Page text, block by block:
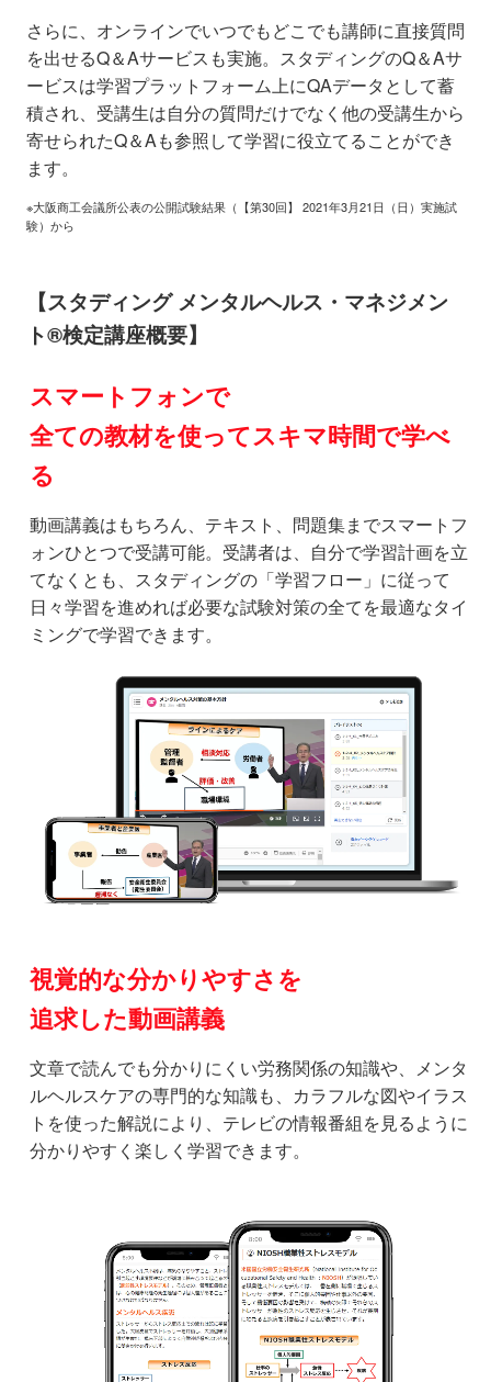
さらに、オンラインでいつでもどこでも講師に直接質問
を出せるQ＆Aサービスも実施。スタディングのQ＆Aサ
ービスは学習プラットフォーム上にQAデータとして蓄
積され、受講生は自分の質問だけでなく他の受講生から
寄せられたQ＆Aも参照して学習に役立てることができ
ます。
※大阪商工会議所公表の公開試験結果（【第30回】 2021年3月21日（日）実施試
験）から
【スタディング メンタルヘルス・マネジメン
ト®検定講座概要】
スマートフォンで
全ての教材を使ってスキマ時間で学べ
る
動画講義はもちろん、テキスト、問題集までスマートフ
ォンひとつで受講可能。受講者は、自分で学習計画を立
てなくとも、スタディングの「学習フロー」に従って
日々学習を進めれば必要な試験対策の全てを最適なタイ
ミングで学習できます。
視覚的な分かりやすさを
追求した動画講義
文章で読んでも分かりにくい労務関係の知識や、メンタ
ルヘルスケアの専門的な知識も、カラフルな図やイラス
トを使った解説により、テレビの情報番組を見るように
分かりやすく楽しく学習できます。